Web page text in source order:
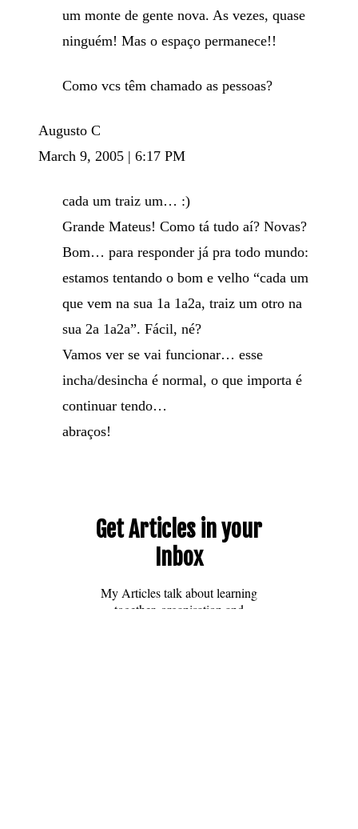
um monte de gente nova. As vezes, quase
ninguém! Mas o espaço permanece!!
Como vcs têm chamado as pessoas?
Augusto C
March 9, 2005 | 6:17 PM
cada um traiz um… :)
Grande Mateus! Como tá tudo aí? Novas?
Bom… para responder já pra todo mundo:
estamos tentando o bom e velho “cada um
que vem na sua 1a 1a2a, traiz um otro na
sua 2a 1a2a”. Fácil, né?
Vamos ver se vai funcionar… esse
incha/desincha é normal, o que importa é
continuar tendo…
abraços!